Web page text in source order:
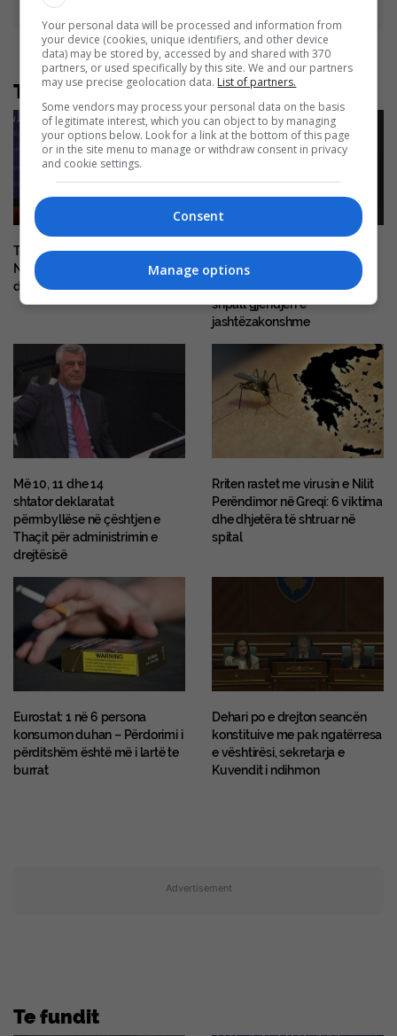
Të tjera nga rubrika
Trump vrapon pas vogëlushit:
Nuk doja që të bëhej si Biden
dhe të binte nga skena
Përshkallëzimi i luftës me
dronë mes Rusisë dhe
Ukrainës, shteti amerikan
shpall gjendjen e
jashtëzakonshme
Më 10, 11 dhe 14
shtator deklaratat
përmbyllëse në çështjen e
Thaçit për administrimin e
drejtësisë
Rriten rastet me virusin e Nilit
Perëndimor në Greqi: 6 viktima
dhe dhjetëra të shtruar në
spital
Eurostat: 1 në 6 persona
konsumon duhan – Përdorimi i
përditshëm është më i lartë te
burrat
Dehari po e drejton seancën
konstituive me pak ngatërresa
e vështirësi, sekretarja e
Kuvendit i ndihmon
Advertisement
Te fundit
Your personal data will be processed and information from
your device (cookies, unique identifiers, and other device
data) may be stored by, accessed by and shared with 370
partners, or used specifically by this site. We and our partners
may use precise geolocation data. List of partners.
Some vendors may process your personal data on the basis
of legitimate interest, which you can object to by managing
your options below. Look for a link at the bottom of this page
or in the site menu to manage or withdraw consent in privacy
and cookie settings.
Consent
Manage options